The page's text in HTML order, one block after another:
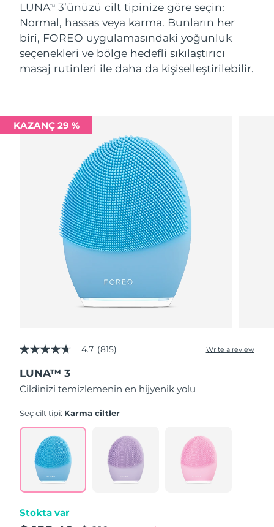
LUNATM
3’ünüzü cilt tipinize göre seçin:
Normal, hassas veya karma. Bunların her
biri, FOREO uygulamasındaki yoğunluk
seçenekleri ve bölge hedefli sıkılaştırıcı
masaj rutinleri ile daha da kişiselleştirilebilir.
KAZANÇ 29 %
4.7
of
5
stars,
rating
Read
Reviews.
Same
page
link.
4.7 (815) Write a review
LUNA™ 3
Cildinizi temizlemenin en hijyenik yolu
Seç cilt tipi: Karma ciltler
Stokta var